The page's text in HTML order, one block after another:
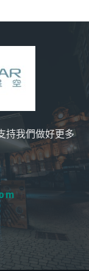
持我們做好更多